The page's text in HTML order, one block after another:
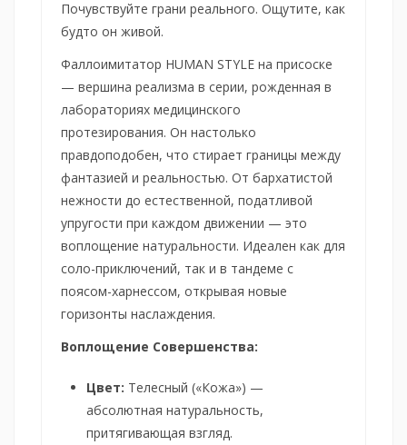
Почувствуйте грани реального. Ощутите, как
будто он живой.
Фаллоимитатор HUMAN STYLE на присоске
— вершина реализма в серии, рожденная в
лабораториях медицинского
протезирования. Он настолько
правдоподобен, что стирает границы между
фантазией и реальностью. От бархатистой
нежности до естественной, податливой
упругости при каждом движении — это
воплощение натуральности. Идеален как для
соло-приключений, так и в тандеме с
поясом-харнессом, открывая новые
горизонты наслаждения.
Воплощение Совершенства:
Цвет: Телесный («Кожа») —
абсолютная натуральность,
притягивающая взгляд.